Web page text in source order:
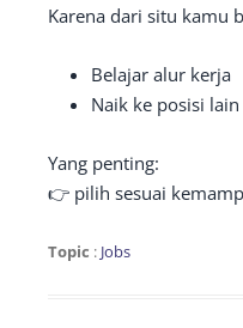
Karena dari situ kamu
Belajar alur kerja
Naik ke posisi
Yang penting:
👉 pilih sesuai
Topic : Jobs